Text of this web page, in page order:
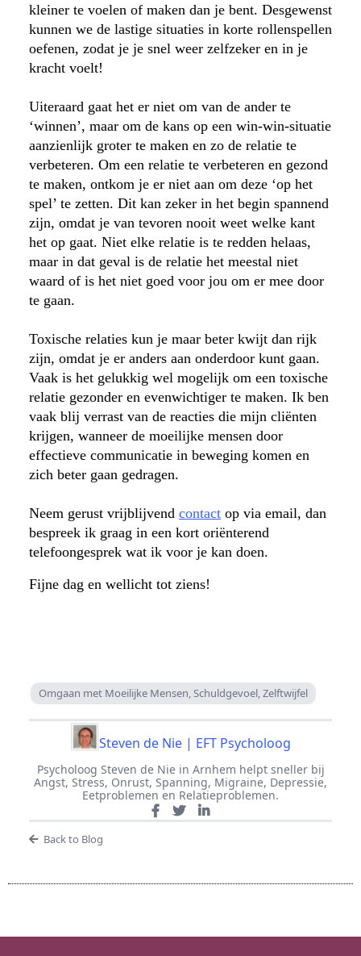
kleiner te voelen of maken dan je bent. Desgewenst
kunnen we de lastige situaties in korte rollenspellen
oefenen, zodat je je snel weer zelfzeker en in je
kracht voelt!
Uiteraard gaat het er niet om van de ander te
‘winnen’, maar om de kans op een win-win-situatie
aanzienlijk groter te maken en zo de relatie te
verbeteren. Om een relatie te verbeteren en gezond
te maken, ontkom je er niet aan om deze ‘op het
spel’ te zetten. Dit kan zeker in het begin spannend
zijn, omdat je van tevoren nooit weet welke kant
het op gaat. Niet elke relatie is te redden helaas,
maar in dat geval is de relatie het meestal niet
waard of is het niet goed voor jou om er mee door
te gaan.
Toxische relaties kun je maar beter kwijt dan rijk
zijn, omdat je er anders aan onderdoor kunt gaan.
Vaak is het gelukkig wel mogelijk om een toxische
relatie gezonder en evenwichtiger te maken. Ik ben
vaak blij verrast van de reacties die mijn cliënten
krijgen, wanneer de moeilijke mensen door
effectieve communicatie in beweging komen en
zich beter gaan gedragen.
Neem gerust vrijblijvend contact op via email, dan
bespreek ik graag in een kort oriënterend
telefoongesprek wat ik voor je kan doen.
Fijne dag en wellicht tot ziens!
Omgaan met Moeilijke Mensen, Schuldgevoel, Zelftwijfel
Steven de Nie | EFT Psycholoog
Psycholoog Steven de Nie in Arnhem helpt sneller bij
Angst, Stress, Onrust, Spanning, Migraine, Depressie,
Eetproblemen en Relatieproblemen.
Back to Blog